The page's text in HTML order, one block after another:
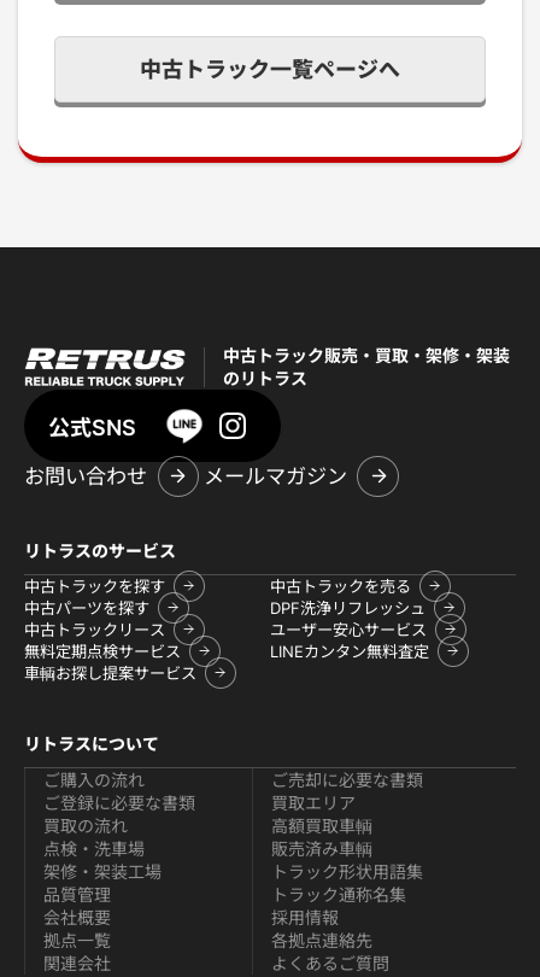
中古トラック一覧ページへ
中古トラック販売・買取・架修・架装
のリトラス
公式SNS
お問い合わせ
メールマガジン
リトラスのサービス
中古トラックを探す
中古トラックを売る
中古パーツを探す
DPF洗浄リフレッシュ
中古トラックリース
ユーザー安心サービス
無料定期点検サービス
LINEカンタン無料査定
車輌お探し提案サービス
リトラスについて
ご購入の流れ
ご登録に必要な書類
買取の流れ
ご売却に必要な書類
買取エリア
高額買取車輌
点検・洗車場
架修・架装工場
品質管理
販売済み車輌
トラック形状用語集
トラック通称名集
会社概要
拠点一覧
関連会社
採用情報
各拠点連絡先
よくあるご質問